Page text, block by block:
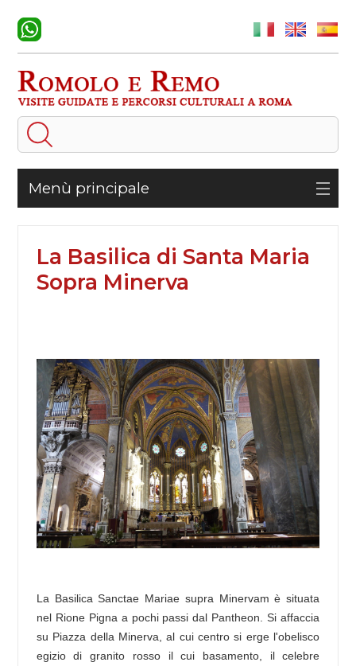
Menù principale
La Basilica di Santa Maria
Sopra Minerva
La Basilica Sanctae Mariae supra Minervam è situata
nel Rione Pigna a pochi passi dal Pantheon. Si affaccia
su Piazza della Minerva, al cui centro si erge l'obelisco
egizio di granito rosso il cui basamento, il celebre